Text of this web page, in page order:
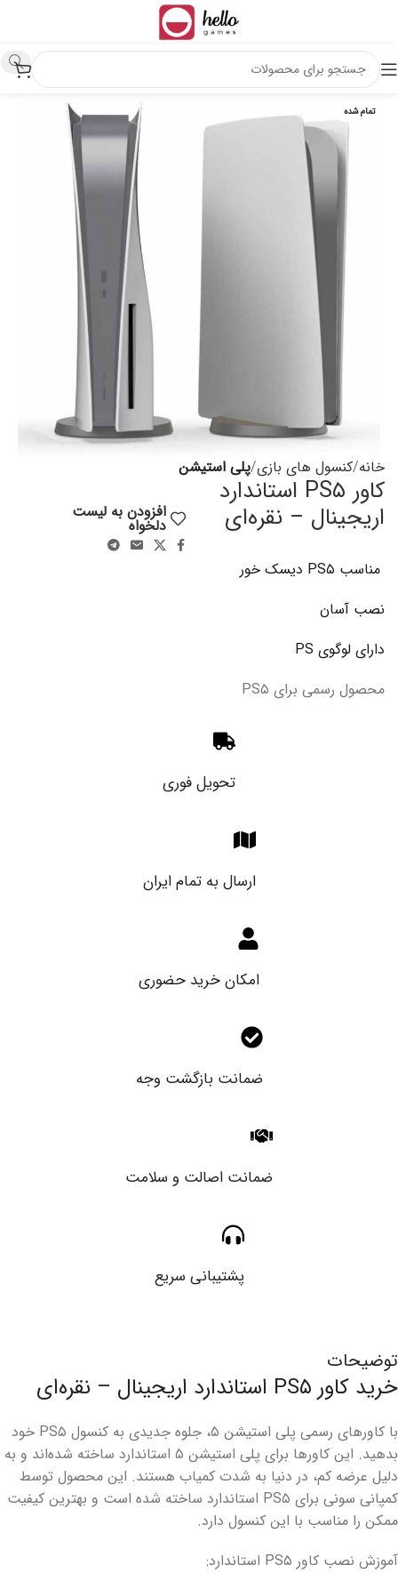
تمام شده
خانه کنسول های بازی پلی استیشن
کاور PS۵ استاندارد
اریجینال – نقره‌ای
مناسب PS۵ دیسک خور
نصب آسان
دارای لوگوی PS
محصول رسمی برای PS۵
افزودن به لیست
دلخواه
تحویل فوری
ارسال به تمام ایران
امکان خرید حضوری
ضمانت بازگشت وجه
ضمانت اصالت و سلامت
پشتیبانی سریع
توضیحات
خرید کاور PS۵ استاندارد اریجینال – نقره‌ای
با کاورهای رسمی پلی استیشن ۵، جلوه جدیدی به کنسول PS۵ خود
بدهید. این کاورها برای پلی استیشن ۵ استاندارد ساخته شده‌اند و به
دلیل عرضه کم، در دنیا به شدت کمیاب هستند. این محصول توسط
کمپانی سونی برای PS۵ استاندارد ساخته شده است و بهترین کیفیت
ممکن را مناسب با این کنسول دارد.
آموزش نصب کاور PS۵ استاندارد: